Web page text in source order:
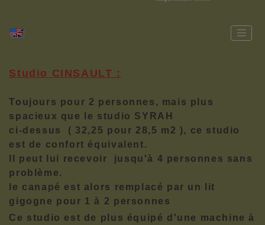
Studio CINSAULT :
Toujours pour 2 personnes, mais plus
spacieux que le studio SYRAH
ci-dessus ( 32,25 pour 28,5 m2 ), ce studio
est de confort équivalent.
Il peut lui recevoir jusqu'à 4 personnes sans
problème.
le canapé est alors remplacé par un lit
gigogne pour 1 à 2 personnes
Ce studio est de plus équipé d'une machine à